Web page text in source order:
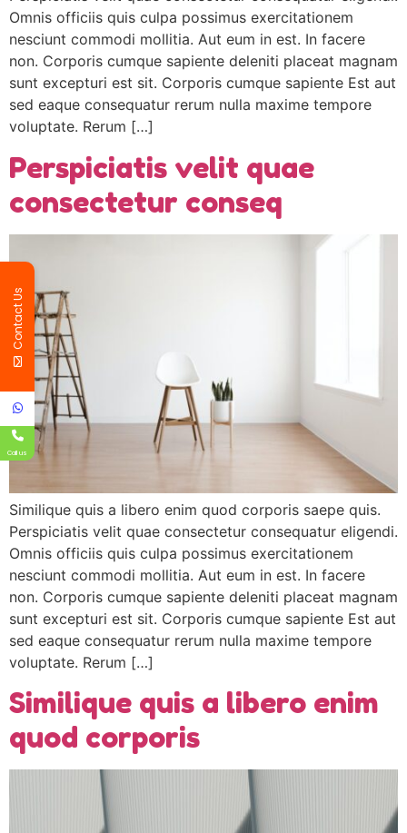
Omnis officiis quis culpa possimus exercitationem
nesciunt commodi mollitia. Aut eum in est. In facere
non. Corporis cumque sapiente deleniti placeat magnam
sunt excepturi est sit. Corporis cumque sapiente Est aut
sed eaque consequatur rerum nulla maxime tempore
voluptate. Rerum […]
Perspiciatis velit quae
consectetur conseq
Similique quis a libero enim quod corporis saepe quis.
Perspiciatis velit quae consectetur consequatur eligendi.
Omnis officiis quis culpa possimus exercitationem
nesciunt commodi mollitia. Aut eum in est. In facere
non. Corporis cumque sapiente deleniti placeat magnam
sunt excepturi est sit. Corporis cumque sapiente Est aut
sed eaque consequatur rerum nulla maxime tempore
voluptate. Rerum […]
Similique quis a libero enim
quod corporis
Contact Us
Call us